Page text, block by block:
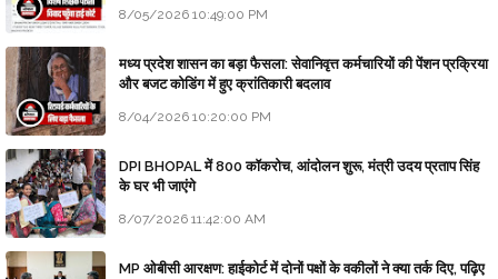
8/05/2026 10:49:00 PM
मध्य प्रदेश शासन का बड़ा फैसला: सेवानिवृत्त कर्मचारियों की पेंशन प्रक्रिया
और बजट कोडिंग में हुए क्रांतिकारी बदलाव
8/04/2026 10:20:00 PM
DPI BHOPAL में 800 कॉकरोच, आंदोलन शुरू, मंत्री उदय प्रताप सिंह
के घर भी जाएंगे
8/07/2026 11:42:00 AM
MP ओबीसी आरक्षण: हाईकोर्ट में दोनों पक्षों के वकीलों ने क्या तर्क दिए, पढ़िए